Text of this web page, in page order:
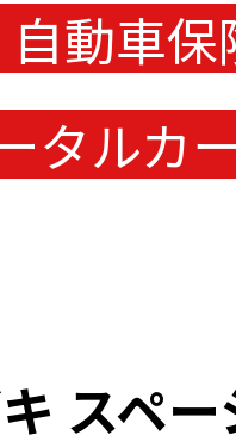
自動車
タルカ
スペ